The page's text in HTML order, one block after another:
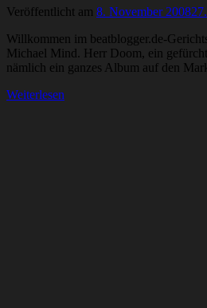
Veröffentlicht am 8. November 2008
Willkommen im beatblogger.de-
Michael Mind. Herr Doom, ein
nämlich ein ganzes Album auf den
Weiterlesen